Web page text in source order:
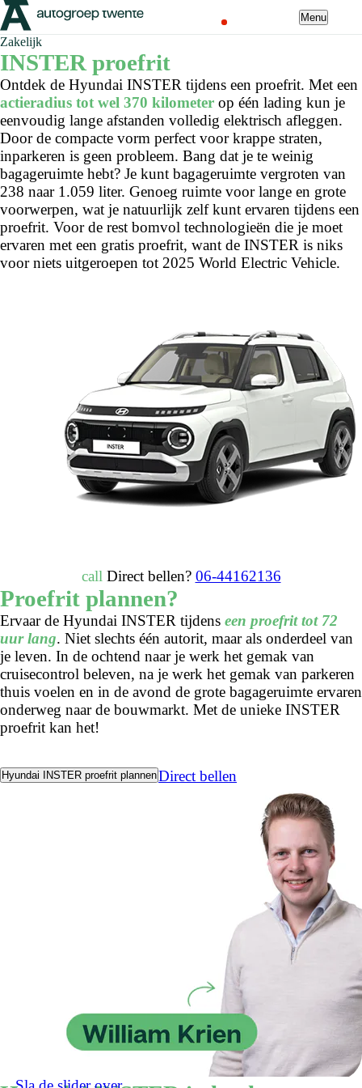
Menu
Zakelijk
INSTER proefrit
Ontdek de Hyundai INSTER tijdens een proefrit. Met een
actieradius tot wel 370 kilometer op één lading kun je
eenvoudig lange afstanden volledig elektrisch afleggen.
Door de compacte vorm perfect voor krappe straten,
inparkeren is geen probleem. Bang dat je te weinig
bagageruimte hebt? Je kunt bagageruimte vergroten van
238 naar 1.059 liter. Genoeg ruimte voor lange en grote
voorwerpen, wat je natuurlijk zelf kunt ervaren tijdens een
proefrit. Voor de rest bomvol technologieën die je moet
ervaren met een gratis proefrit, want de INSTER is niks
voor niets uitgeroepen tot 2025 World Electric Vehicle.
callDirect bellen? 06-44162136
Proefrit plannen?
Ervaar de Hyundai INSTER tijdens een proefrit tot 72
uur lang. Niet slechts één autorit, maar als onderdeel van
je leven. In de ochtend naar je werk het gemak van
cruisecontrol beleven, na je werk het gemak van parkeren
thuis voelen en in de avond de grote bagageruimte ervaren
onderweg naar de bouwmarkt. Met de unieke INSTER
proefrit kan het!
Hyundai INSTER proefrit plannenDirect bellen